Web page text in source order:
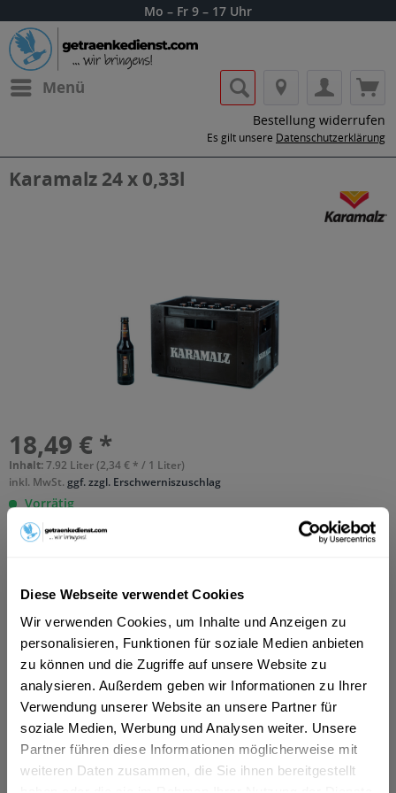
Diese Webseite verwendet Cookies
Wir verwenden Cookies, um Inhalte und Anzeigen zu
personalisieren, Funktionen für soziale Medien anbieten
zu können und die Zugriffe auf unsere Website zu
analysieren. Außerdem geben wir Informationen zu Ihrer
Verwendung unserer Website an unsere Partner für
soziale Medien, Werbung und Analysen weiter. Unsere
Partner führen diese Informationen möglicherweise mit
weiteren Daten zusammen, die Sie ihnen bereitgestellt
Mo – Fr 9 – 17 Uhr
Menü
Bestellung widerrufen
Es gilt unsere Datenschutzerklärung
Karamalz 24 x 0,33l
18,49 € *
Inhalt:7.92 Liter (2,34 € * / 1 Liter)
inkl. MwSt. ggf. zzgl. Erschwerniszuschlag
Vorrätig
MEHRWEG
In denWarenkorb
Hinzugefügt
Artikel-Nr.: 10099
Beschreibung
So beschreibt der Hersteller sein Produkt: " Karamalz
Classic ist ein alkoholfreies...mehr
Zutaten und Allergene